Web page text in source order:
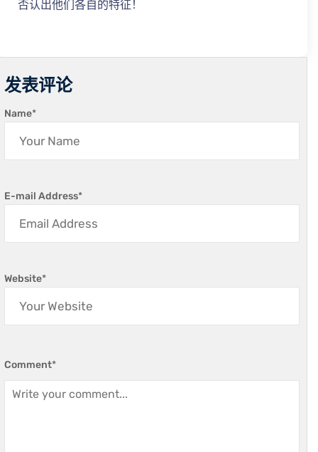
否认出他们各自的特征！
发表评论
Name*
E-mail Address*
Website*
Comment*